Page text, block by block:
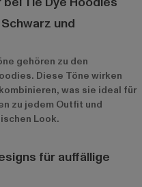
und
gehören zu den
Diese Töne wirken
was sie ideal für
zu jedem Outfit und
Look.
für auffällige